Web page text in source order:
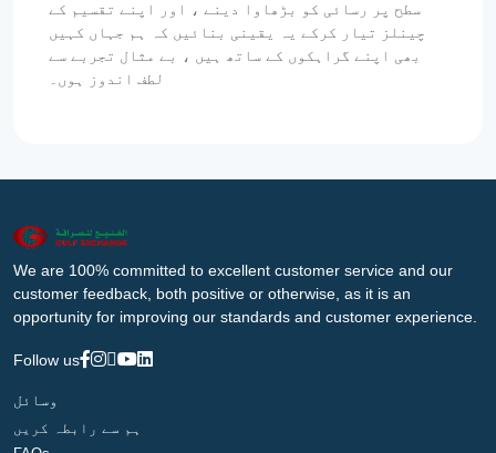
سطح پر رسائی کو بڑھاوا دینے ، اور اپنے تقسیم کے
چینلز تیار کرکے یہ یقینی بنائیں کہ ہم جہاں کہیں
بھی اپنے گراہکوں کے ساتھ ہیں ، بے مثال تجربے سے
لطف اندوز ہوں۔
We are 100% committed to excellent customer service and our
customer feedback, both positive or otherwise, as it is an
opportunity for improving our standards and customer experience.
Follow us
وسائل
ہم سے رابطہ کریں